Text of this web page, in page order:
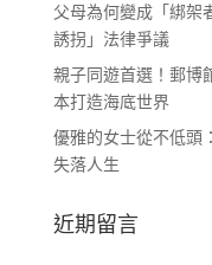
父母為何變成「綁架
誘拐」法律爭議
親子同遊首選！郵博
本打造海底世界
優雅的女士從不低頭
失落人生
近期留言